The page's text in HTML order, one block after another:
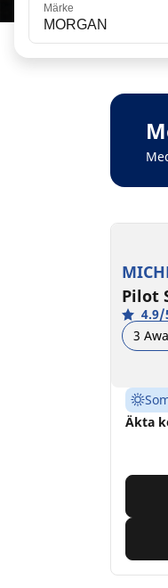
Märke
MORGAN
Pilot
4.9/
3
Äkta